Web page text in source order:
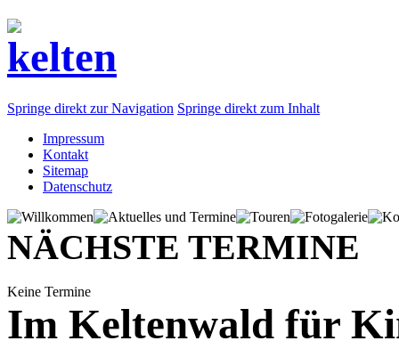
Springe direkt zur Navigation Springe direkt zum Inhalt
Impressum
Kontakt
Sitemap
Datenschutz
NÄCHSTE TERMINE
Keine Termine
Im Keltenwald für